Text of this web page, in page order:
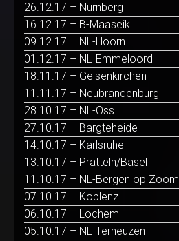
26.12.17 – Nürnberg
16.12.17 – B-Maaseik
09.12.17 – NL-Hoorn
01.12.17 – NL-Emmeloord
18.11.17 – Gelsenkirchen
11.11.17 – Neubrandenburg
28.10.17 – NL-Oss
27.10.17 – Bargteheide
14.10.17 – Karlsruhe
13.10.17 – Pratteln/Basel
11.10.17 – NL-Bergen op Zoom
07.10.17 – Koblenz
06.10.17 – Lochem
05.10.17 – NL-Terneuzen